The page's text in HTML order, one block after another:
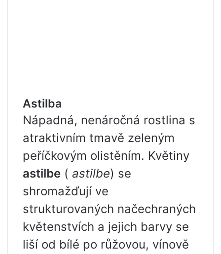
Astilba
Nápadná, nenáročná rostlina s
atraktivním tmavě zeleným
peříčkovým olistěním. Květiny
astilbe ( astilbe) se
shromažďují ve
strukturovaných načechraných
květenstvích a jejich barvy se
liší od bílé po růžovou, vínově